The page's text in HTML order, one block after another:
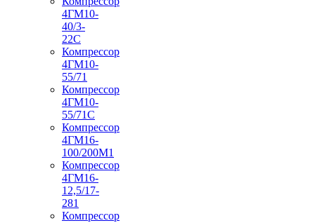
4ГМ10-
40/3-
22С
Компрессор
4ГМ10-
55/71
Компрессор
4ГМ10-
55/71С
Компрессор
4ГМ16-
100/200М1
Компрессор
4ГМ16-
12,5/17-
281
Компрессор